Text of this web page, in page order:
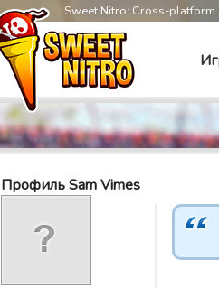
Sweet Nitro: Cross-platform
Профиль Sam Vimes